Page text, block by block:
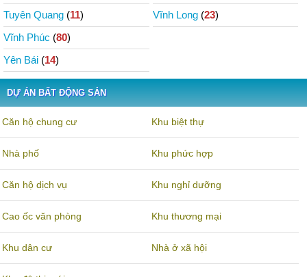
Tuyên Quang (11) Vĩnh Long(23)
Vĩnh Phúc (80)
Yên Bái (14)
DỰ ÁN BẤT ĐỘNG SẢN
Căn hộ chung cư Khu biệt thự
Nhà phố Khu phức hợp
Căn hộ dịch vụ Khu nghỉ dưỡng
Cao ốc văn phòng Khu thương mại
Khu dân cư Nhà ở xã hội